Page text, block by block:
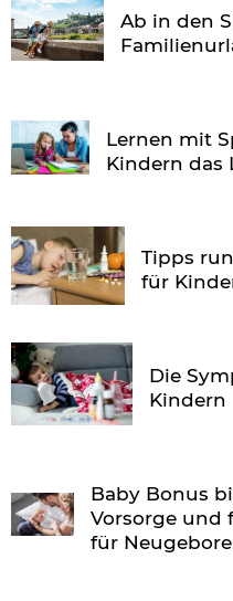
Ab in den
Lernen mit
Kindern das
Tipps
für
Die
Kindern
Baby Bonus
Vorsorge und
für